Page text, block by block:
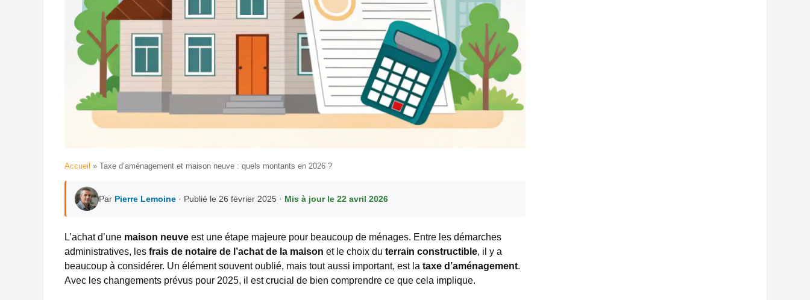
Accueil » Taxe d’aménagement et maison neuve : quels montants en 2026 ?
Par Pierre Lemoine · Publié le 26 février 2025 · Mis à jour le 22 avril 2026
L’achat d’une maison neuve est une étape majeure pour beaucoup de ménages. Entre les démarches
administratives, les frais de notaire de l’achat de la maison et le choix du terrain constructible, il y a
beaucoup à considérer. Un élément souvent oublié, mais tout aussi important, est la taxe d’aménagement.
Avec les changements prévus pour 2025, il est crucial de bien comprendre ce que cela implique.